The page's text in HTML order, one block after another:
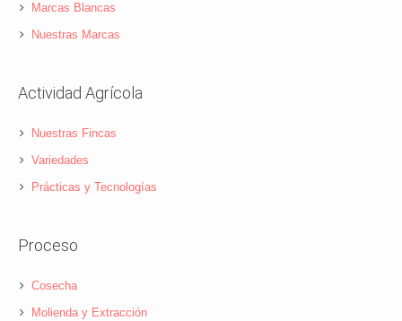
Marcas Blancas
Nuestras Marcas
Actividad Agrícola
Nuestras Fincas
Variedades
Prácticas y Tecnologías
Proceso
Cosecha
Molienda y Extracción